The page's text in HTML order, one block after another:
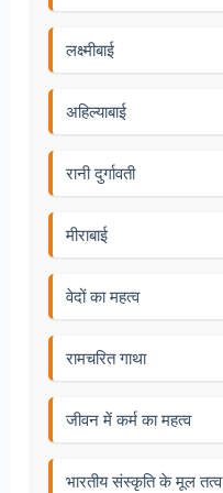
लक्ष्मीबाई
अहिल्याबाई
रानी दुर्गावती
मीराबाई
वेदों का महत्व
रामचरित गाथा
जीवन में कर्म का महत्व
भारतीय संस्कृति के मूल तत्व